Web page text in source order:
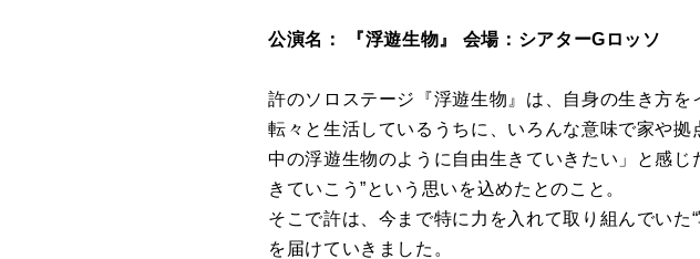
公演名： 『浮遊生物』 会場：シアターGロッソ
許のソロステージ『浮遊生物』は、自身の生き方
転々と生活しているうちに、いろんな意味で家や
中の浮遊生物のように自由生きていきたい」と感
きていこう”という思いを込めたとのこと。
そこで許は、今まで特に力を入れて取り組んでいた
を届けていきました。